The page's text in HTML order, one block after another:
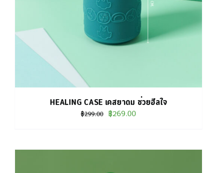
HEALING CASE เคสยาดม ช่วยฮีลใจ
฿299.00 Original
฿299.00.
฿269.00Current
฿269.00.